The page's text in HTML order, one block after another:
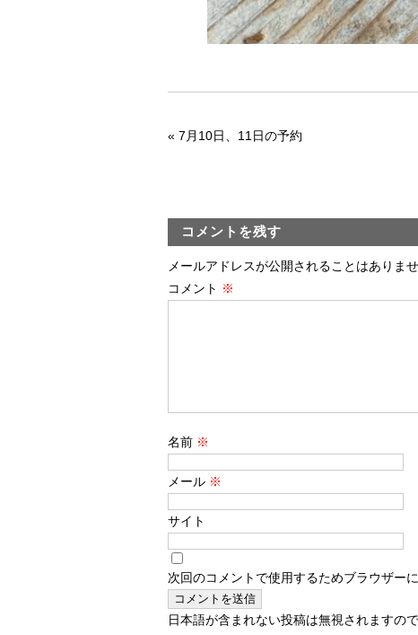
« 7月10日、11日の予約
コメントを残す
メールアドレスが公開されることはありませ
コメント ※
名前 ※
メール ※
サイト
次回のコメントで使用するためブラウザー
日本語が含まれない投稿は無視されますの